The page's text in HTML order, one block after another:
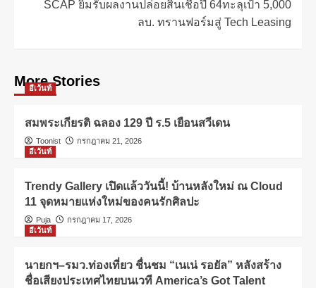
SCAP ยิ้มรับผลงานปล่อยสินเชื่อปี 64ทะลุเป้า 5,000
ลบ. ทรานฟอร์มสู่ Tech Leasing
More Stories
อีเว้นท์
สมพระเกียรติ ฉลอง 129 ปี ร.5 เยือนสวีเดน
Toonist
กรกฎาคม 21, 2026
อีเว้นท์
Trendy Gallery เปิดแล้ววันนี้! บ้านหลังใหม่ ณ Cloud
11 จุดหมายแห่งใหม่ของคนรักศิลปะ
Puja
กรกฎาคม 17, 2026
อีเว้นท์
นายกฯ–รมว.ท่องเที่ยว ชื่นชม “เนเน่ รอยัล” หลังสร้าง
ชื่อเสียงประเทศไทยบนเวที America’s Got Talent